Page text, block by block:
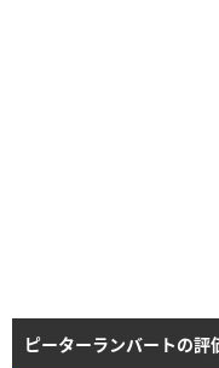
ピーターランバートの評